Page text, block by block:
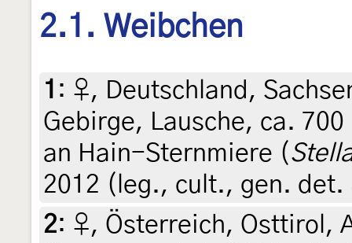
2.1. Weibchen
1 : ♀, Deutschland,
Gebirge, Lausche, ca.
an Hain-Sternmiere (
2012 (leg., cult., gen.
2: ♀, Österreich, Osttirol,